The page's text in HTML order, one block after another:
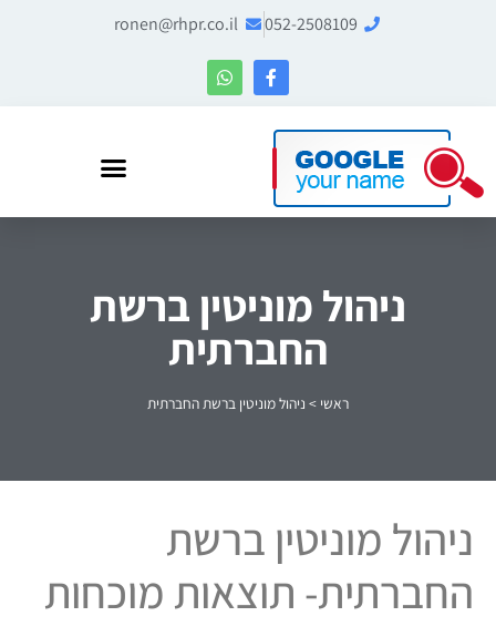
052-2508109
ronen@rhpr.co.il
ניהול מוניטין ברשת
החברתית
ראשי > ניהול מוניטין ברשת החברתית
ניהול מוניטין ברשת
החברתית- תוצאות מוכחות